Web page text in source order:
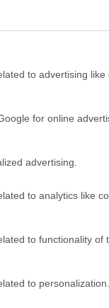
to advertising like
for online
advertising.
to analytics like
to functionality of
to personalization.
hever
nincs! Max
busz
(vagy 1
hogy
szükség van
hogy
van Ring
szállít.
van